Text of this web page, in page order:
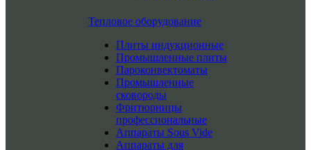
Тепловое оборудование
Плиты индукционные
Промышленные плиты
Пароконвектоматы
Промышленные
сковороды
Фритюрницы
профессиональные
Аппараты Sous Vide
Аппараты для